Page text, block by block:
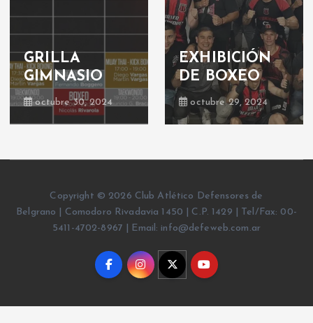
GRILLA
GIMNASIO
octubre 30, 2024
EXHIBICIÓN
DE BOXEO
octubre 29, 2024
Copyright © 2026 Club Atlético Defensores de
Belgrano | Comodoro Rivadavia 1450 | C.P. 1429 | Tel/Fax: 00-
5411-4702-8967 | Email: info@defeweb.com.ar